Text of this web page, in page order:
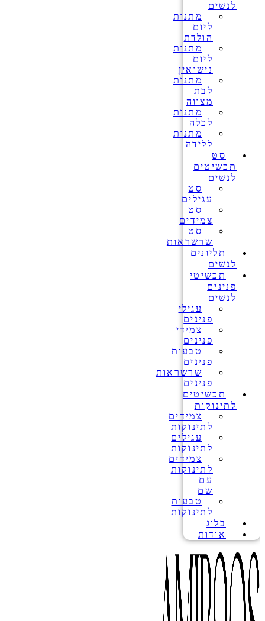
לנשים
מתנות
ליום
הולדת
מתנות
ליום
נישואין
מתנות
לבת
מצווה
מתנות
לכלה
מתנות
ללידה
סט
תכשיטים
לנשים
סט
עגילים
סט
צמידים
סט
שרשראות
תליונים
לנשים
תכשיטי
פנינים
לנשים
עגילי
פנינים
צמידי
פנינים
טבעות
פנינים
שרשראות
פנינים
תכשיטים
לתינוקות
צמידים
לתינוקות
עגילים
לתינוקות
צמידים
לתינוקות
עם
שם
טבעות
לתינוקות
בלוג
אודות